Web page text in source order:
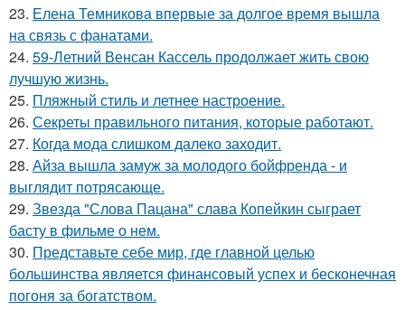
23. Елена Темникова впервые за долгое время вышла
на связь с фанатами.
24. 59-Летний Венсан Кассель продолжает жить свою
лучшую жизнь.
25. Пляжный стиль и летнее настроение.
26. Секреты правильного питания, которые работают.
27. Когда мода слишком далеко заходит.
28. Айза вышла замуж за молодого бойфренда - и
выглядит потрясающе.
29. Звезда "Слова Пацана" слава Копейкин сыграет
басту в фильме о нем.
30. Представьте себе мир, где главной целью
большинства является финансовый успех и бесконечная
погоня за богатством.